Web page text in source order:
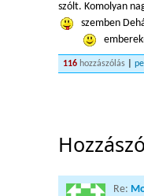
szólt. Komolyan
szemben
116 hozzászólás
Re: